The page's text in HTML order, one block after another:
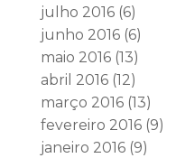
julho 2016(6)
junho 2016(6)
maio 2016(13)
abril 2016(12)
março 2016(13)
fevereiro 2016(9)
janeiro 2016(9)